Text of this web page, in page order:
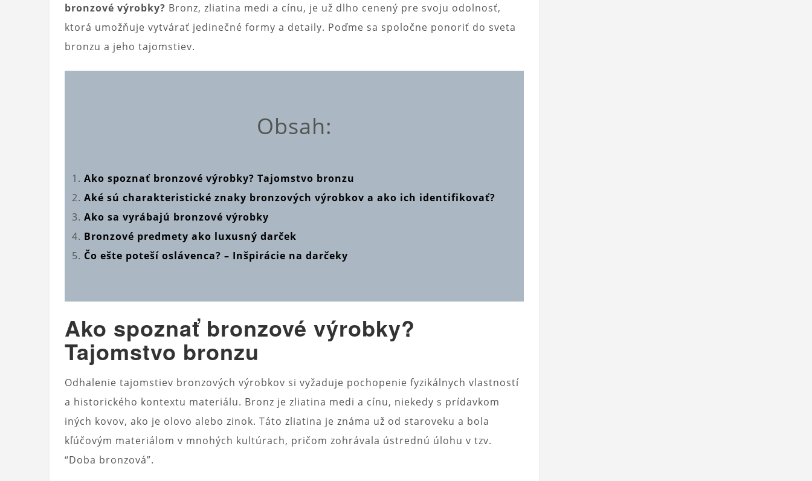
bronzové výrobky? Bronz, zliatina medi a cínu, je už dlho cenený pre svoju odolnosť,
ktorá umožňuje vytvárať jedinečné formy a detaily. Poďme sa spoločne ponoriť do sveta
bronzu a jeho tajomstiev.
Obsah:
Ako spoznať bronzové výrobky? Tajomstvo bronzu
Aké sú charakteristické znaky bronzových výrobkov a ako ich identifikovať?
Ako sa vyrábajú bronzové výrobky
Bronzové predmety ako luxusný darček
Čo ešte poteší oslávenca? – Inšpirácie na darčeky
Ako spoznať bronzové výrobky?
Tajomstvo bronzu
Odhalenie tajomstiev bronzových výrobkov si vyžaduje pochopenie fyzikálnych vlastností
a historického kontextu materiálu. Bronz je zliatina medi a cínu, niekedy s prídavkom
iných kovov, ako je olovo alebo zinok. Táto zliatina je známa už od staroveku a bola
kľúčovým materiálom v mnohých kultúrach, pričom zohrávala ústrednú úlohu v tzv.
“Doba bronzová”.